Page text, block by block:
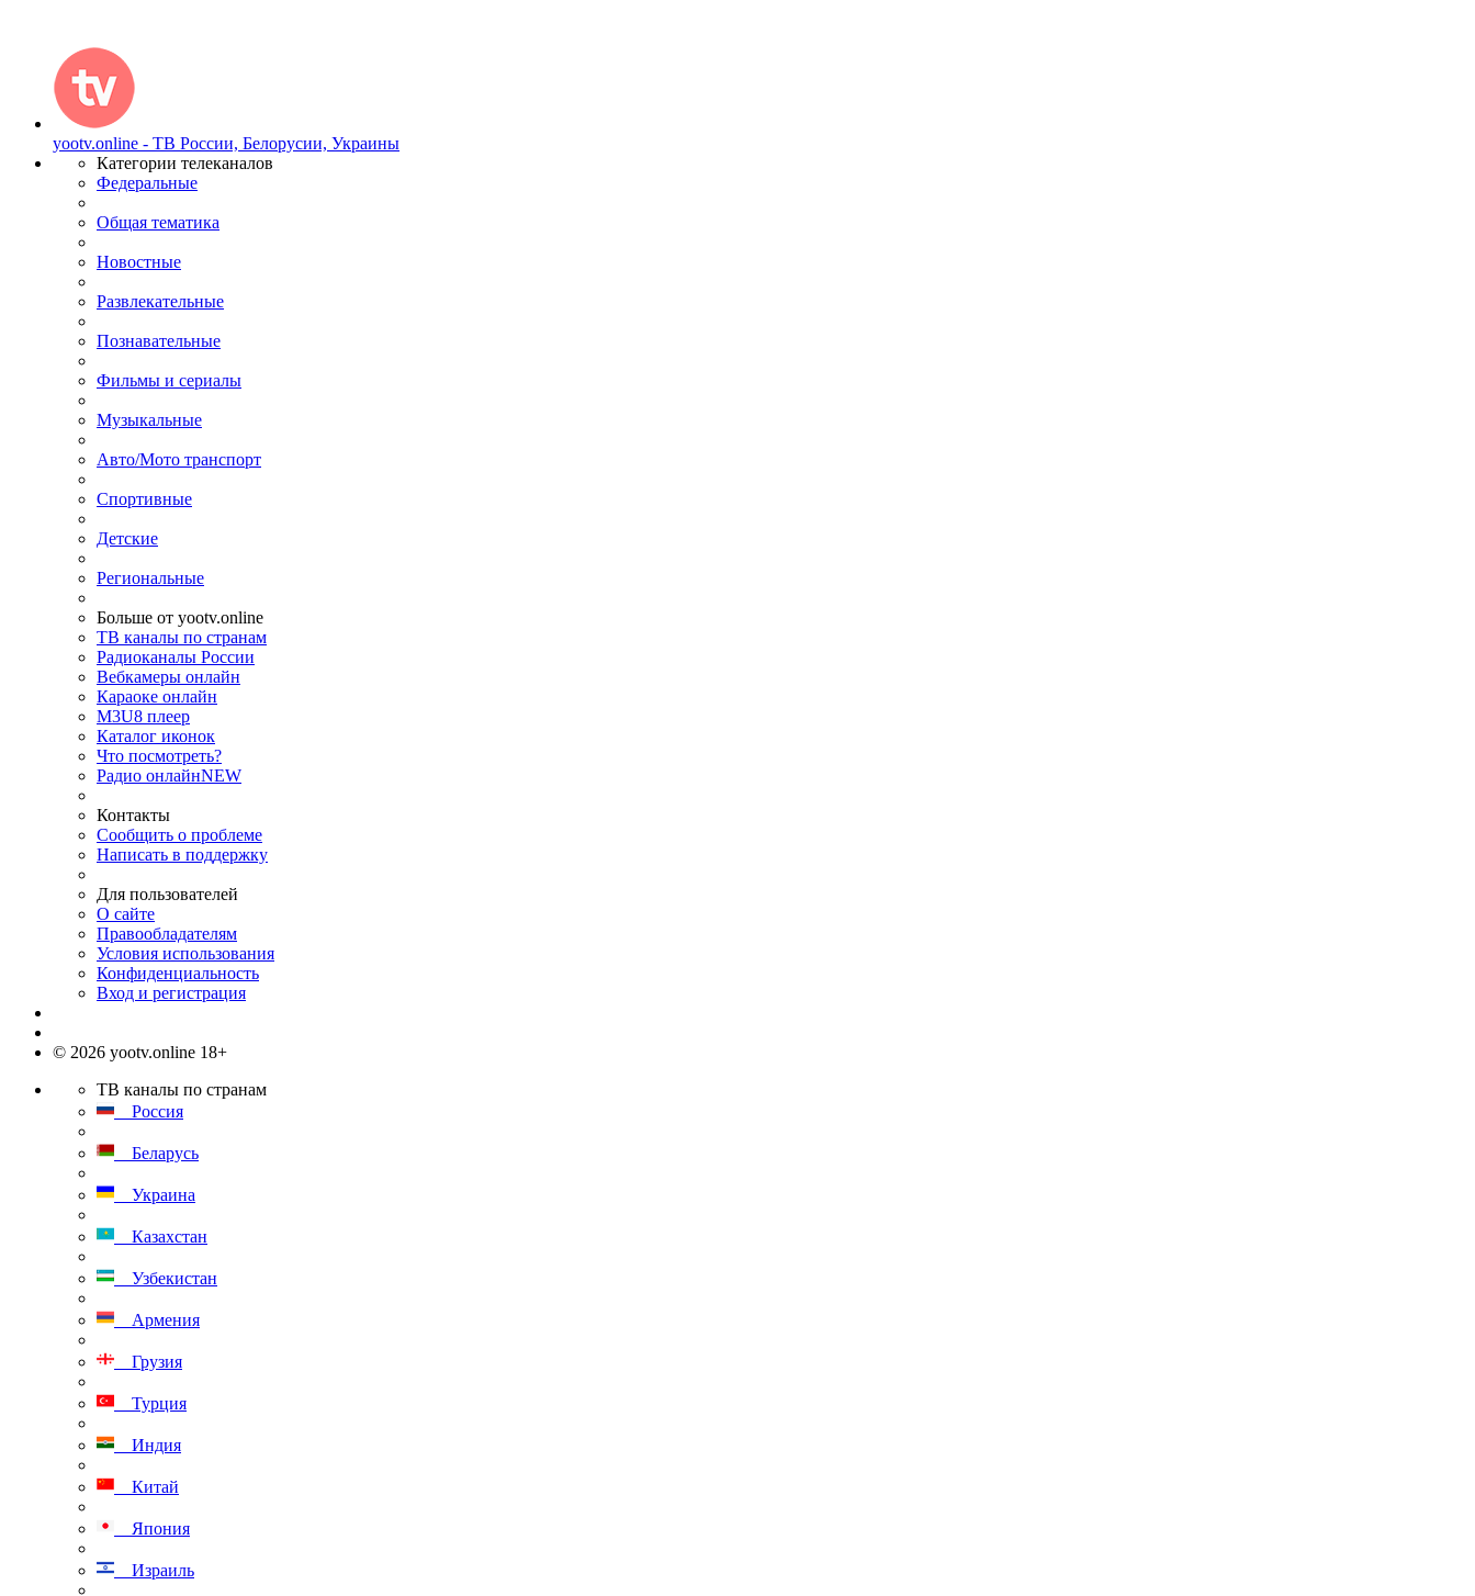
yootv.online - ТВ России, Белорусии, Украины
Категории телеканалов
Федеральные
Общая тематика
Новостные
Развлекательные
Познавательные
Фильмы и сериалы
Музыкальные
Авто/Мото транспорт
Спортивные
Детские
Региональные
Больше от yootv.online
ТВ каналы по странам
Радиоканалы России
Вебкамеры онлайн
Караоке онлайн
M3U8 плеер
Каталог иконок
Что посмотреть?
Радио онлайнNEW
Контакты
Сообщить о проблеме
Написать в поддержку
Для пользователей
О сайте
Правообладателям
Условия использования
Конфиденциальность
Вход и регистрация
© 2026 yootv.online 18+
ТВ каналы по странам
Россия
Беларусь
Украина
Казахстан
Узбекистан
Армения
Грузия
Турция
Индия
Китай
Япония
Израиль